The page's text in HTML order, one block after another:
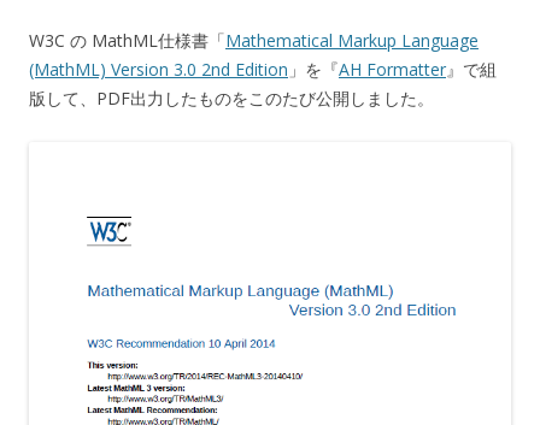
W3C の MathML仕様書「Mathematical Markup Language
(MathML) Version 3.0 2nd Edition 」を『AH Formatter』で組
版して、PDF出力したものをこのたび公開しました。